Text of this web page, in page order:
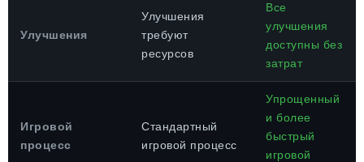
Улучшения
Улучшения
требуют
ресурсов
Все
улучшения
доступны без
затрат
Игровой
процесс
Стандартный
игровой процесс
Упрощенный
и более
быстрый
игровой